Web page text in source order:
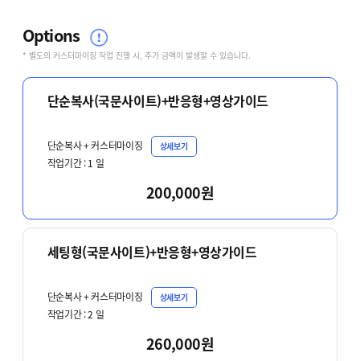
Options
* 별도의 커스터마이징 작업 진행 시, 추가 금액이 발생할 수 있습니다.
단순복사(국문사이트)+반응형+영상가이드
단순복사 + 커스터마이징 상세보기
작업기간 :1 일
200,000원
세팅형(국문사이트)+반응형+영상가이드
단순복사 + 커스터마이징 상세보기
작업기간 :2 일
260,000원